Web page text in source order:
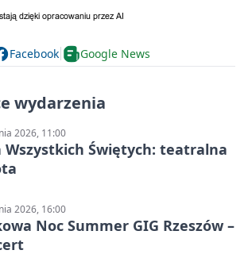
Facebook Google News
wydarzenia
2026, 11:00
Wszystkich Świętych: teatralna
2026, 16:00
Noc Summer GIG Rzeszów –